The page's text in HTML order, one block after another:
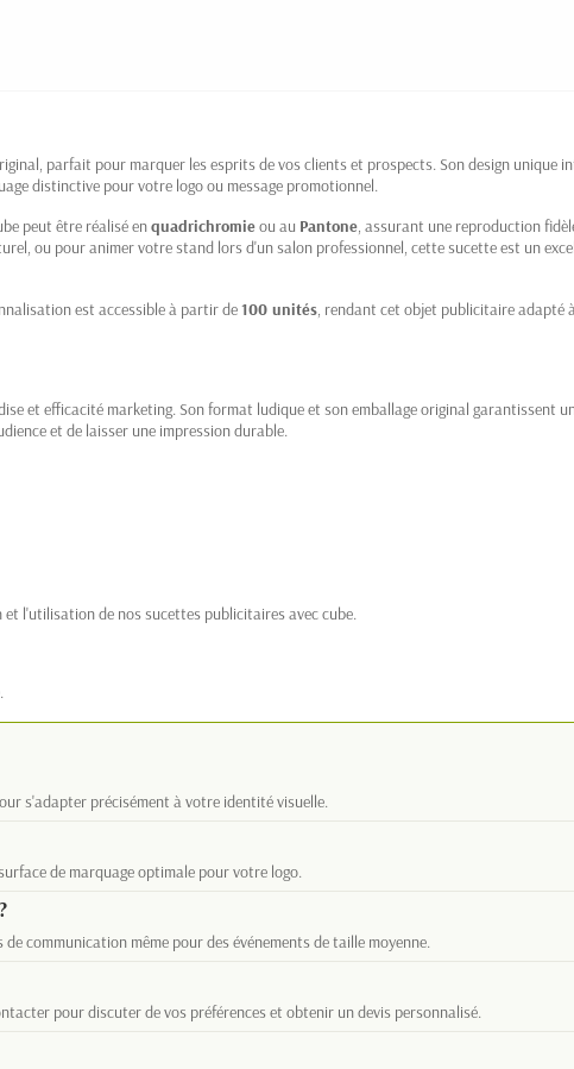
parfait pour marquer les esprits de vos clients et prospects. Son design unique
distinctive pour votre logo ou message promotionnel.
peut être réalisé enquadrichromieou au Pantone , assurant une reproduction
ou pour animer votre stand lors d'un salon professionnel, cette sucette est un
est accessible à partir de100 unités , rendant cet objet publicitaire adapté
et efficacité marketing. Son format ludique et son emballage original garantissent
et de laisser une impression durable.
l'utilisation de nos sucettes publicitaires avec cube.
s'adapter précisément à votre identité visuelle.
de marquage optimale pour votre logo.
de communication même pour des événements de taille moyenne.
pour discuter de vos préférences et obtenir un devis personnalisé.